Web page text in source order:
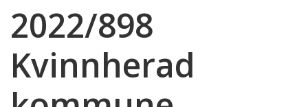
2022/898
Kvinnherad